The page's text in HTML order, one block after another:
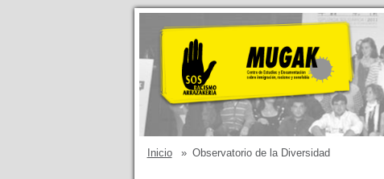
Inicio » Observatorio de la Diversidad